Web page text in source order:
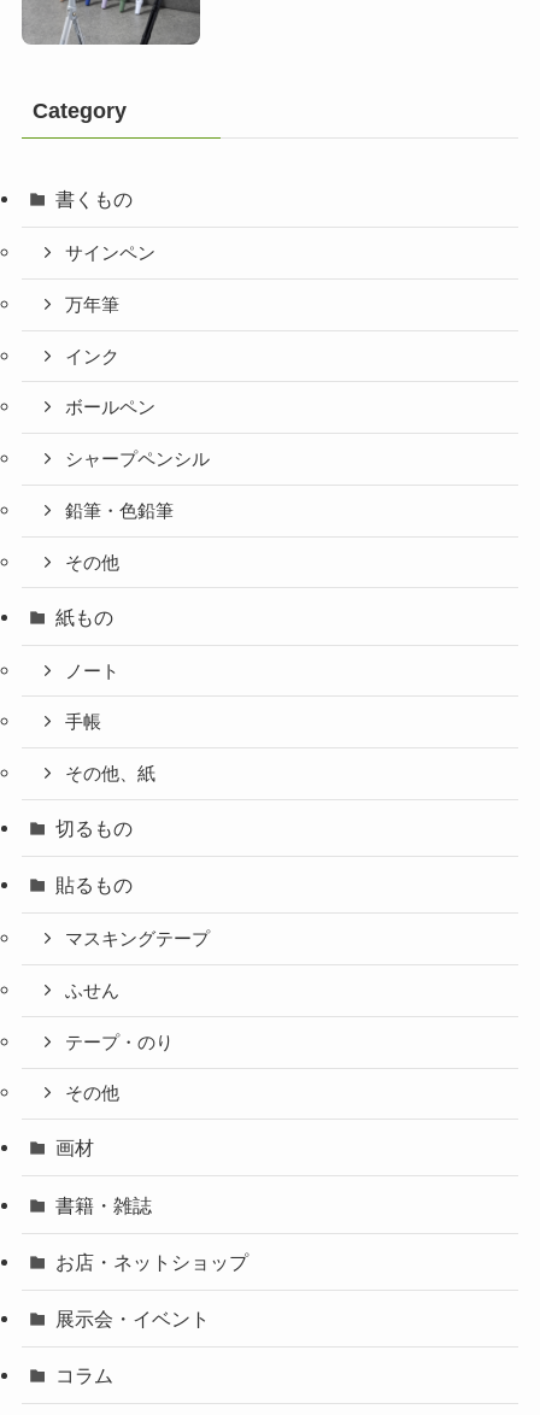
Category
書くもの
サインペン
万年筆
インク
ボールペン
シャープペンシル
鉛筆・色鉛筆
その他
紙もの
ノート
手帳
その他、紙
切るもの
貼るもの
マスキングテープ
ふせん
テープ・のり
その他
画材
書籍・雑誌
お店・ネットショップ
展示会・イベント
コラム